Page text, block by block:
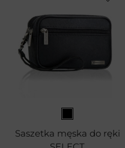
Saszetka męska do ręki